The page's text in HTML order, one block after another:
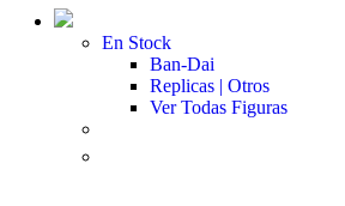
En Stock
Ban-Dai
Replicas | Otros
Ver Todas Figuras